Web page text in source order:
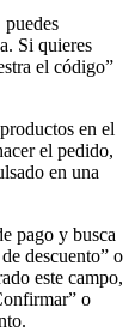
Si quieres
el código”
en el
el pedido,
en una
pago y busca
descuento” o
este campo,
o